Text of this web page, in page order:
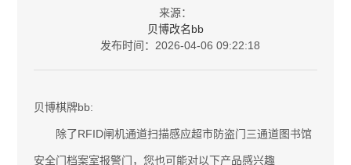
来源：
贝博改名bb
发布时间：2026-04-06 09:22:18
贝博棋牌bb:
除了RFID闸机通道扫描感应超市防盗门三通道图书馆
安全门档案室报警门，您也可能对以下产品感兴趣